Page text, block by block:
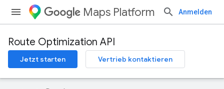
Maps Platform Anmelden
Route Optimization API
Jetzt starten Vertrieb kontaktieren